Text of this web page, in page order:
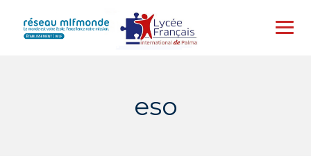
content
eso